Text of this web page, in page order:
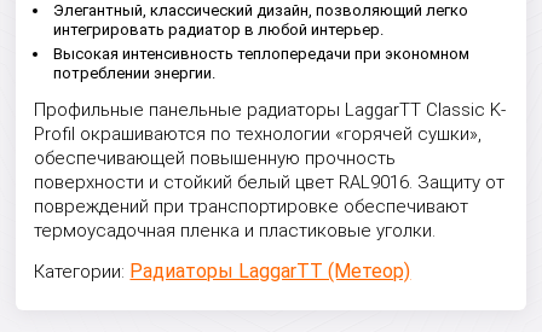
Элегантный, классический дизайн, позволяющий легко
интегрировать радиатор в любой интерьер.
Высокая интенсивность теплопередачи при экономном
потреблении энергии.
Профильные панельные радиаторы LaggarTT Classic K-
Profil окрашиваются по технологии «горячей сушки»,
обеспечивающей повышенную прочность
поверхности и стойкий белый цвет RAL9016. Защиту от
повреждений при транспортировке обеспечивают
термоусадочная пленка и пластиковые уголки.
Категории: Радиаторы LaggarTT (Метеор)